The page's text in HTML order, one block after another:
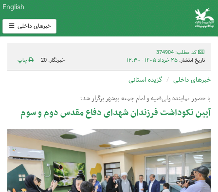
English
خبرهای داخلی
کد مطلب: 374904
تاریخ انتشار: ۲۵ خرداد ۱۴۰۵ - ۱۲:۳۰ خبرنگار: 20 چاپ
خبرهای داخلی گزیده استانی
با حضور نماینده ولی‌فقیه و امام جمعه بوشهر برگزار شد؛
آیین نکوداشت فرزندان شهدای دفاع مقدس دوم و سوم